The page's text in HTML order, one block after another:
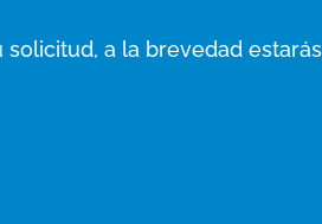
solicitud, a la brevedad